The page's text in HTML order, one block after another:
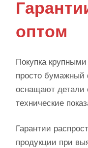
оптом
Покупка
просто бумажный
оснащают детали
технические
Гарантии
продукции при